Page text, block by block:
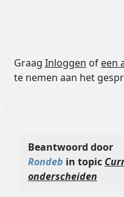
Graag Inloggen of een
te nemen aan het
Beantwoord door
Rondeb in topic
onderscheiden